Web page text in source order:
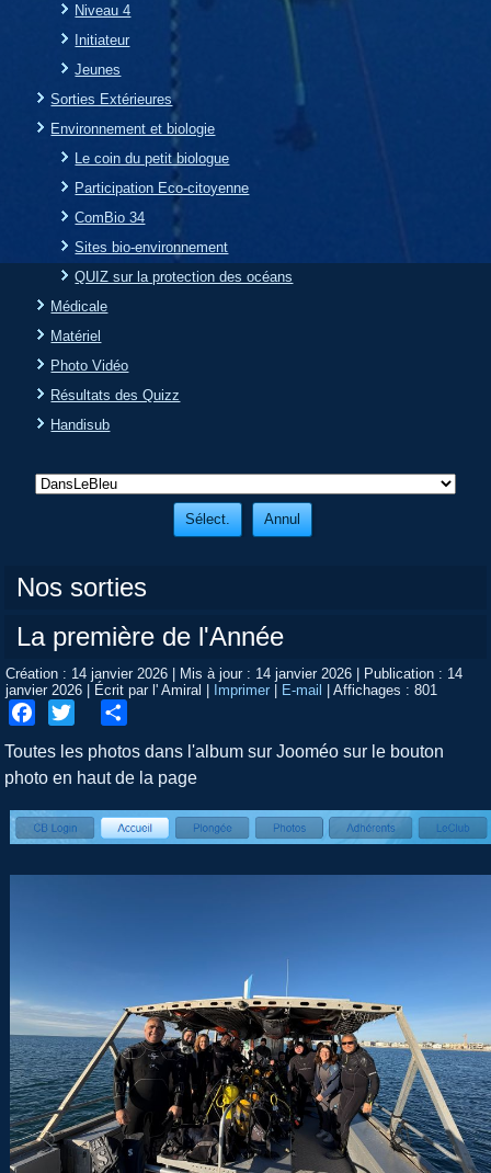
Niveau 4
Initiateur
Jeunes
Sorties Extérieures
Environnement et biologie
Le coin du petit biologue
Participation Eco-citoyenne
ComBio 34
Sites bio-environnement
QUIZ sur la protection des océans
Médicale
Matériel
Photo Vidéo
Résultats des Quizz
Handisub
Nos sorties
La première de l'Année
Création : 14 janvier 2026 | Mis à jour : 14 janvier 2026 | Publication : 14
janvier 2026 | Écrit par l' Amiral | Imprimer | E-mail |Affichages : 801
Toutes les photos dans l'album sur Jooméo sur le bouton
photo en haut de la page